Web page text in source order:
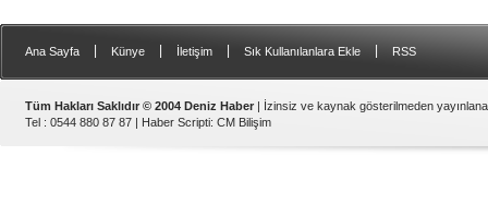
Ana Sayfa Künye İletişim Sık Kullanılanlara Ekle RSS
Tüm Hakları Saklıdır © 2004 Deniz Haber | İzinsiz ve kaynak gösterilmeden
Tel : 0544 880 87 87 | Haber Scripti: CM Bilişim